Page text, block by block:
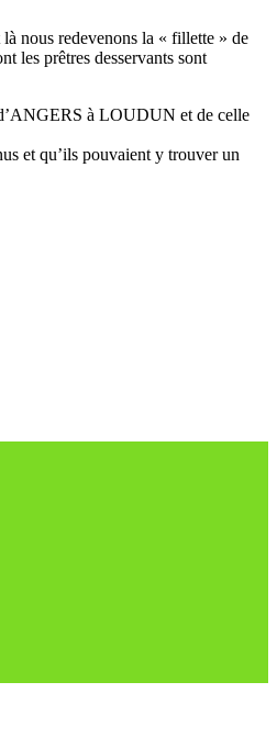
nous redevenons la « fillette » de
les prêtres desservants sont
à LOUDUN et de celle
et qu’ils pouvaient y trouver un